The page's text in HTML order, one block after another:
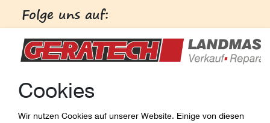
Folge uns auf:
Cookies
Wir nutzen Cookies auf unserer Website. Einige von diesen